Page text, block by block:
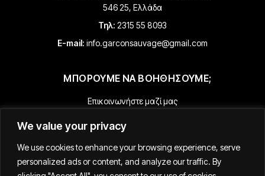
We value your privacy
We use cookies to enhance your browsing experience, serve
personalized ads or content, and analyze our traffic. By
546 25, Ελλάδα
Τηλ: 2315 55 8093
E-mail: info.garconsauvage@gmail.com
ΜΠΟΡΟΥΜΕ ΝΑ ΒΟΗΘΗΣΟΥΜΕ;
Επικοινωνήστε μαζί μας
Όροι & Προϋποθέσεις
Παρακολούθηση της Παραγγελίας σας